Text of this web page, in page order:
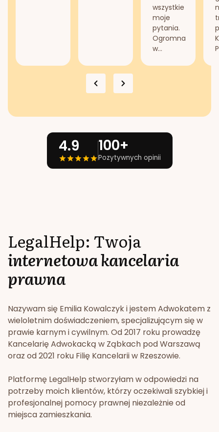
wszystkie
moje
pytania.
Ogromna
w...
4.9 100+
Pozytywnych opinii
LegalHelp: Twoja
internetowa kancelaria
prawna
Nazywam się Emilia Kowalczyk i jestem Adwokatem z
wieloletnim doświadczeniem, specjalizującym się w
prawie karnym i cywilnym. Od 2017 roku prowadzę
Kancelarię Adwokacką w Ząbkach pod Warszawą
oraz od 2021 roku Filię Kancelarii w Rzeszowie.
Platformę LegalHelp stworzyłam w odpowiedzi na
potrzeby moich klientów, którzy oczekiwali szybkiej i
profesjonalnej pomocy prawnej niezależnie od
miejsca zamieszkania.